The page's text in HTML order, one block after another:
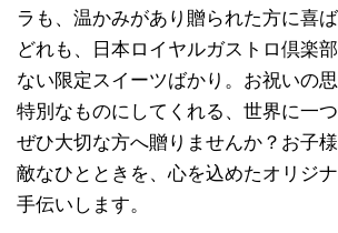
ラも、温かみがあり贈られた方に喜ば
どれも、日本ロイヤルガストロ倶楽
ない限定スイーツばかり。お祝いの
特別なものにしてくれる、世界に一
ぜひ大切な方へ贈りませんか？お子
敵なひとときを、心を込めたオリジ
手伝いします。